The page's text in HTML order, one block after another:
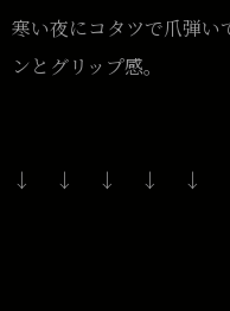
寒い夜にコタツで爪弾い
ンとグリップ感。
↓ ↓ ↓ ↓ ↓